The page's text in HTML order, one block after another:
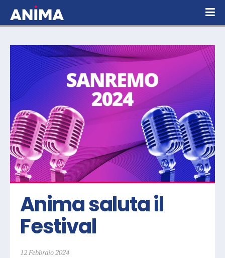
Anima saluta il
Festival
12 Febbraio 2024